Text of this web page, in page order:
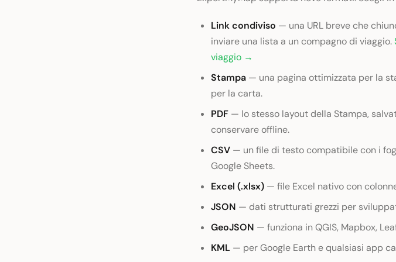
Link condiviso — una URL breve che
inviare una lista a un compagno di viaggio.
viaggio →
Stampa — una pagina ottimizzata per la
per la carta.
PDF — lo stesso layout della Stampa,
conservare offline.
CSV — un file di testo compatibile con i
Google Sheets.
Excel (.xlsx) — file Excel nativo con
JSON — dati strutturati grezzi per
GeoJSON — funziona in QGIS, Mapbox,
KML — per Google Earth e qualsiasi app